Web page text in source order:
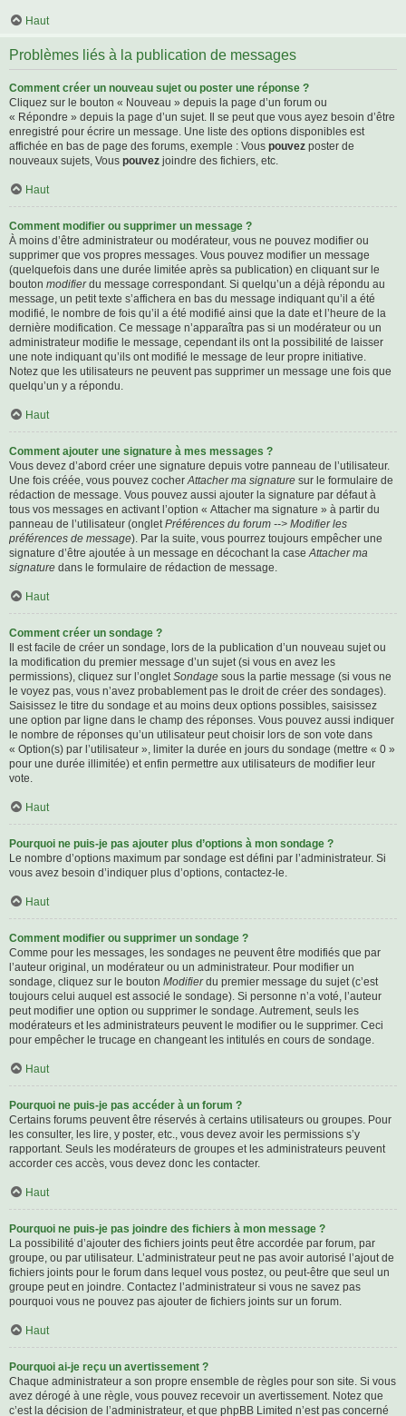
Haut
Problèmes liés à la publication de messages
Comment créer un nouveau sujet ou poster une réponse ?
Cliquez sur le bouton « Nouveau » depuis la page d’un forum ou
« Répondre » depuis la page d’un sujet. Il se peut que vous ayez besoin d’être
enregistré pour écrire un message. Une liste des options disponibles est
affichée en bas de page des forums, exemple : Vous pouvez poster de
nouveaux sujets, Vous pouvez joindre des fichiers, etc.
Haut
Comment modifier ou supprimer un message ?
À moins d’être administrateur ou modérateur, vous ne pouvez modifier ou
supprimer que vos propres messages. Vous pouvez modifier un message
(quelquefois dans une durée limitée après sa publication) en cliquant sur le
bouton modifierdu message correspondant. Si quelqu’un a déjà répondu au
message, un petit texte s’affichera en bas du message indiquant qu’il a été
modifié, le nombre de fois qu’il a été modifié ainsi que la date et l’heure de la
dernière modification. Ce message n’apparaîtra pas si un modérateur ou un
administrateur modifie le message, cependant ils ont la possibilité de laisser
une note indiquant qu’ils ont modifié le message de leur propre initiative.
Notez que les utilisateurs ne peuvent pas supprimer un message une fois que
quelqu’un y a répondu.
Haut
Comment ajouter une signature à mes messages ?
Vous devez d’abord créer une signature depuis votre panneau de l’utilisateur.
Une fois créée, vous pouvez cocherAttacher ma signature sur le formulaire de
rédaction de message. Vous pouvez aussi ajouter la signature par défaut à
tous vos messages en activant l’option « Attacher ma signature » à partir du
panneau de l’utilisateur (ongletPréférences du forum --> Modifier les
préférences de message). Par la suite, vous pourrez toujours empêcher une
signature d’être ajoutée à un message en décochant la caseAttacher ma
signature dans le formulaire de rédaction de message.
Haut
Comment créer un sondage ?
Il est facile de créer un sondage, lors de la publication d’un nouveau sujet ou
la modification du premier message d’un sujet (si vous en avez les
permissions), cliquez sur l’ongletSondage sous la partie message (si vous ne
le voyez pas, vous n’avez probablement pas le droit de créer des sondages).
Saisissez le titre du sondage et au moins deux options possibles, saisissez
une option par ligne dans le champ des réponses. Vous pouvez aussi indiquer
le nombre de réponses qu’un utilisateur peut choisir lors de son vote dans
« Option(s) par l’utilisateur », limiter la durée en jours du sondage (mettre « 0 »
pour une durée illimitée) et enfin permettre aux utilisateurs de modifier leur
vote.
Haut
Pourquoi ne puis-je pas ajouter plus d’options à mon sondage ?
Le nombre d’options maximum par sondage est défini par l’administrateur. Si
vous avez besoin d’indiquer plus d’options, contactez-le.
Haut
Comment modifier ou supprimer un sondage ?
Comme pour les messages, les sondages ne peuvent être modifiés que par
l’auteur original, un modérateur ou un administrateur. Pour modifier un
sondage, cliquez sur le bouton Modifierdu premier message du sujet (c’est
toujours celui auquel est associé le sondage). Si personne n’a voté, l’auteur
peut modifier une option ou supprimer le sondage. Autrement, seuls les
modérateurs et les administrateurs peuvent le modifier ou le supprimer. Ceci
pour empêcher le trucage en changeant les intitulés en cours de sondage.
Haut
Pourquoi ne puis-je pas accéder à un forum ?
Certains forums peuvent être réservés à certains utilisateurs ou groupes. Pour
les consulter, les lire, y poster, etc., vous devez avoir les permissions s’y
rapportant. Seuls les modérateurs de groupes et les administrateurs peuvent
accorder ces accès, vous devez donc les contacter.
Haut
Pourquoi ne puis-je pas joindre des fichiers à mon message ?
La possibilité d’ajouter des fichiers joints peut être accordée par forum, par
groupe, ou par utilisateur. L’administrateur peut ne pas avoir autorisé l’ajout de
fichiers joints pour le forum dans lequel vous postez, ou peut-être que seul un
groupe peut en joindre. Contactez l’administrateur si vous ne savez pas
pourquoi vous ne pouvez pas ajouter de fichiers joints sur un forum.
Haut
Pourquoi ai-je reçu un avertissement ?
Chaque administrateur a son propre ensemble de règles pour son site. Si vous
avez dérogé à une règle, vous pouvez recevoir un avertissement. Notez que
c’est la décision de l’administrateur, et que phpBB Limited n’est pas concerné